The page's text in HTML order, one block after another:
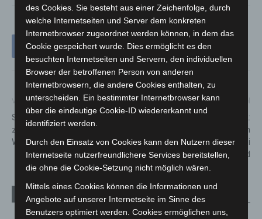
Vorheriger Artikel
Stadt startet Online-Umfrage
zum Thema
Wohnungslosigkeit
Nächster Artikel
Bundesautobahn (BAB) 2:
Fahrer fährt betrunken gegen
Verkehrsschild und leistete bei
der Kontrolle Widerstand
Verwandte Artikel Mehr vom Autor
des Cookies. Sie besteht aus einer Zeichenfolge, durch
welche Internetseiten und Server dem konkreten
Internetbrowser zugeordnet werden können, in dem das
Cookie gespeichert wurde. Dies ermöglicht es den
besuchten Internetseiten und Servern, den individuellen
Browser der betroffenen Person von anderen
Internetbrowsern, die andere Cookies enthalten, zu
unterscheiden. Ein bestimmter Internetbrowser kann
über die eindeutige Cookie-ID wiedererkannt und
identifiziert werden.
Durch den Einsatz von Cookies kann den Nutzern dieser
Internetseite nutzerfreundlichere Services bereitstellen,
die ohne die Cookie-Setzung nicht möglich wären.
Mittels eines Cookies können die Informationen und
Angebote auf unserer Internetseite im Sinne des
Benutzers optimiert werden. Cookies ermöglichen uns,